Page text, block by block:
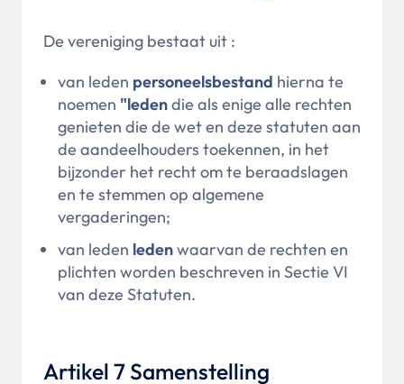
De vereniging bestaat uit :
van leden personeelsbestand hierna te
noemen "ledendie als enige alle rechten
genieten die de wet en deze statuten aan
de aandeelhouders toekennen, in het
bijzonder het recht om te beraadslagen
en te stemmen op algemene
vergaderingen;
van leden ledenwaarvan de rechten en
plichten worden beschreven in Sectie VI
van deze Statuten.
Artikel 7 Samenstelling